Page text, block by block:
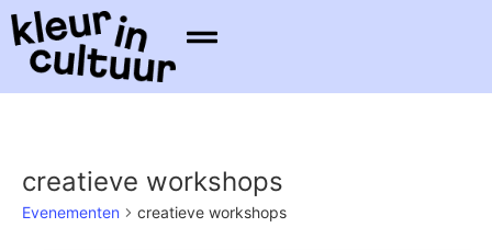
creatieve workshops
Evenementen creatieve workshops